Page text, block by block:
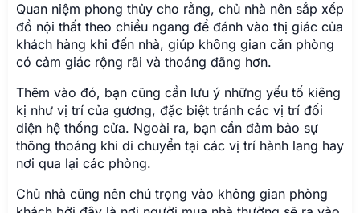
Quan niệm phong thủy cho rằng, chủ nhà nên sắp xếp
đồ nội thất theo chiều ngang để đánh vào thị giác của
khách hàng khi đến nhà, giúp không gian căn phòng
có cảm giác rộng rãi và thoáng đãng hơn.
Thêm vào đó, bạn cũng cần lưu ý những yếu tố kiêng
kị như vị trí của gương, đặc biệt tránh các vị trí đối
diện hệ thống cửa. Ngoài ra, bạn cần đảm bảo sự
thông thoáng khi di chuyển tại các vị trí hành lang hay
nơi qua lại các phòng.
Chủ nhà cũng nên chú trọng vào không gian phòng